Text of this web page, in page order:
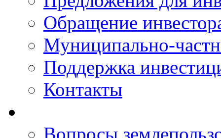
Обращение
Муниципально-
Поддержка
Контакты